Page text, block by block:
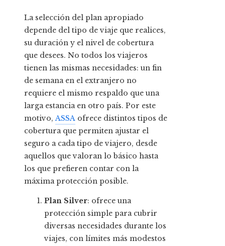
La selección del plan apropiado
depende del tipo de viaje que realices,
su duración y el nivel de cobertura
que desees. No todos los viajeros
tienen las mismas necesidades: un fin
de semana en el extranjero no
requiere el mismo respaldo que una
larga estancia en otro país. Por este
motivo,ASSA ofrece distintos tipos de
cobertura que permiten ajustar el
seguro a cada tipo de viajero, desde
aquellos que valoran lo básico hasta
los que prefieren contar con la
máxima protección posible.
Plan Silver: ofrece una
protección simple para cubrir
diversas necesidades durante los
viajes, con límites más modestos